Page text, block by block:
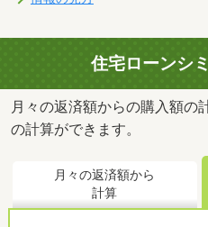
住宅ローンシ
月々の返済額からの購入額の
の計算ができます。
月々の返済額から
計算